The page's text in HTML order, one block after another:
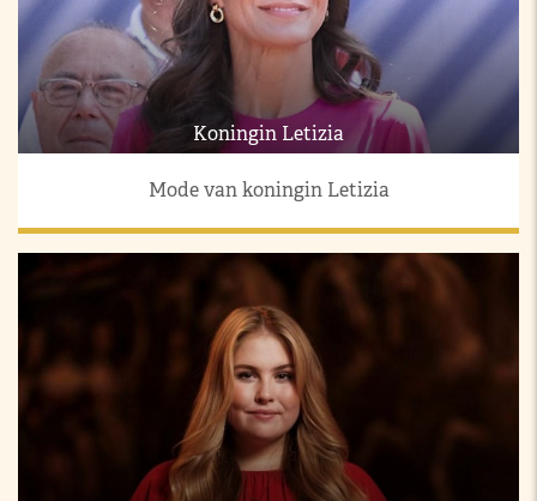
Koningin Letizia
Mode van koningin Letizia